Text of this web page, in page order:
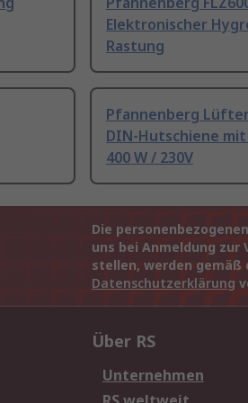
Elektronischer
Rastung
Pfannenberg
DIN-Hutschiene
400 W / 230V
Die
uns bei Anmeldung zur
stellen, werden gemäß
Datenschutzerklärung
Über RS
Unternehmen